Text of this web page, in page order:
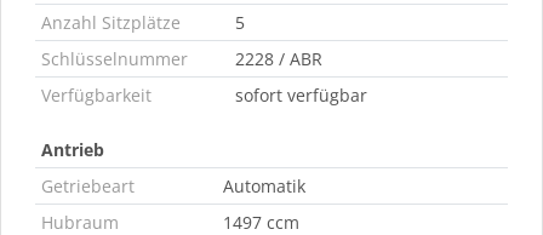
Anzahl Sitzplätze
5
Schlüsselnummer
2228 / ABR
Verfügbarkeit
sofort verfügbar
Antrieb
Getriebeart
Automatik
Hubraum
1497 ccm